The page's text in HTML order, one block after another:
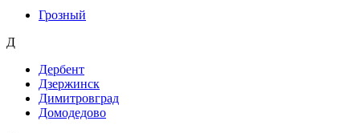
Грозный
Д
Дербент
Дзержинск
Димитровград
Домодедово